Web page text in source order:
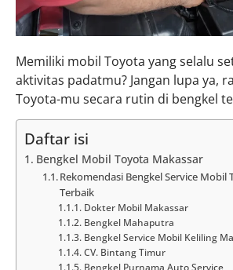
Memiliki mobil Toyota yang selalu
aktivitas padatmu? Jangan lupa ya,
Toyota-mu secara rutin di bengkel
Daftar isi
Bengkel Mobil Toyota Makassar
Rekomendasi Bengkel Service Mobil
Terbaik
Dokter Mobil Makassar
Bengkel Mahaputra
Bengkel Service Mobil Keliling
CV. Bintang Timur
Bengkel Purnama Auto Service